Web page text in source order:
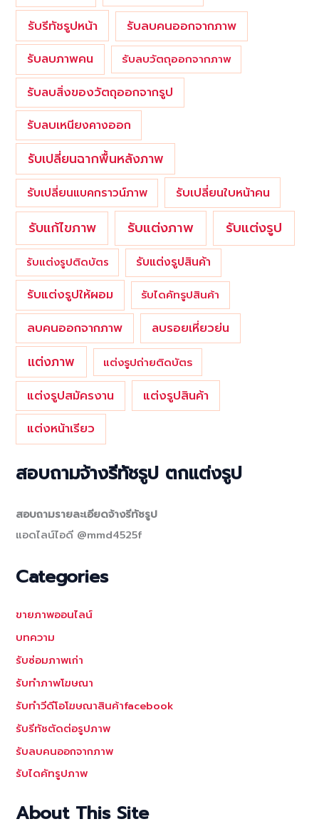
รับรีทัชรูปหน้า
รับลบคนออกจากภาพ
รับลบภาพคน
รับลบวัตถุออกจากภาพ
รับลบสิ่งของวัตถุออกจากรูป
รับลบเหนียงคางออก
รับเปลี่ยนฉากพื้นหลังภาพ
รับเปลี่ยนแบคกราวน์ภาพ รับเปลี่ยนใบหน้าคน
รับแก้ไขภาพ รับแต่งภาพ รับแต่งรูป
รับแต่งรูปติดบัตร รับแต่งรูปสินค้า
รับแต่งรูปให้ผอม รับไดคัทรูปสินค้า
ลบคนออกจากภาพ ลบรอยเหี่ยวย่น
แต่งภาพ แต่งรูปถ่ายติดบัตร
แต่งรูปสมัครงาน
แต่งรูปสินค้า
แต่งหน้าเรียว
สอบถามจ้างรีทัชรูป ตกแต่งรูป
สอบถามรายละเอียดจ้างรีทัชรูป
แอดไลน์ไอดี @mmd4525f
Categories
ขายภาพออนไลน์
บทความ
รับซ่อมภาพเก่า
รับทำภาพโฆษณา
รับทำวีดีโอโฆษณาสินค้าfacebook
รับรีทัชตัดต่อรูปภาพ
รับลบคนออกจากภาพ
รับไดคัทรูปภาพ
About This Site